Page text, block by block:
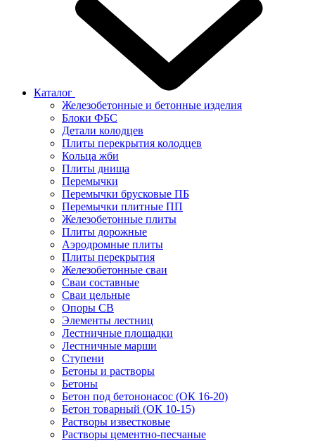
Каталог
Железобетонные и бетонные изделия
Блоки ФБС
Детали колодцев
Плиты перекрытия колодцев
Кольца жби
Плиты днища
Перемычки
Перемычки брусковые ПБ
Перемычки плитные ПП
Железобетонные плиты
Плиты дорожные
Аэродромные плиты
Плиты перекрытия
Железобетонные сваи
Сваи составные
Сваи цельные
Опоры СВ
Элементы лестниц
Лестничные площадки
Лестничные марши
Ступени
Бетоны и растворы
Бетоны
Бетон под бетононасос (ОК 16-20)
Бетон товарный (ОК 10-15)
Растворы известковые
Растворы цементно-песчаные